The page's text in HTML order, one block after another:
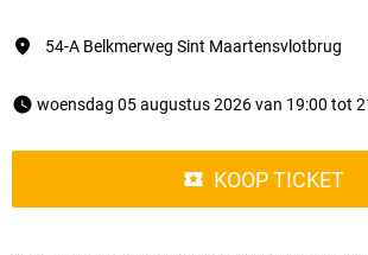
54-A Belkmerweg Sint Maartensvlotbrug
woensdag 05 augustus 2026 van 19:00 tot
KOOP TICKET